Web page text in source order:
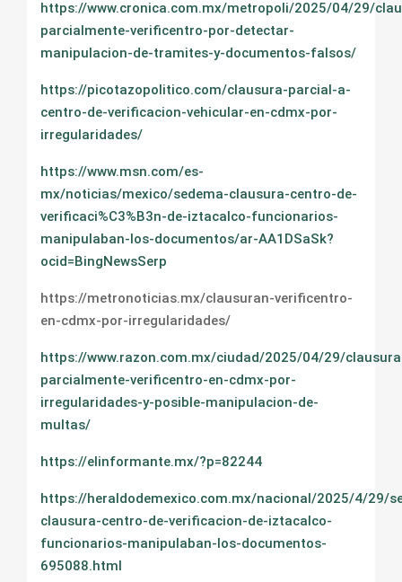
https://www.cronica.com.mx/metropoli/2025/04/29/
parcialmente-verificentro-por-detectar-
manipulacion-de-tramites-y-documentos-falsos/
https://picotazopolitico.com/clausura-parcial-a-
centro-de-verificacion-vehicular-en-cdmx-por-
irregularidades/
https://www.msn.com/es-
mx/noticias/mexico/sedema-clausura-centro-de-
verificaci%C3%B3n-de-iztacalco-funcionarios-
manipulaban-los-documentos/ar-AA1DSaSk?
ocid=BingNewsSerp
https://metronoticias.mx/clausuran-verificentro-
en-cdmx-por-irregularidades/
https://www.razon.com.mx/ciudad/2025/04/29/
parcialmente-verificentro-en-cdmx-por-
irregularidades-y-posible-manipulacion-de-
multas/
https://elinformante.mx/?p=82244
https://heraldodemexico.com.mx/nacional/2025/4/29/
clausura-centro-de-verificacion-de-iztacalco-
funcionarios-manipulaban-los-documentos-
695088.html